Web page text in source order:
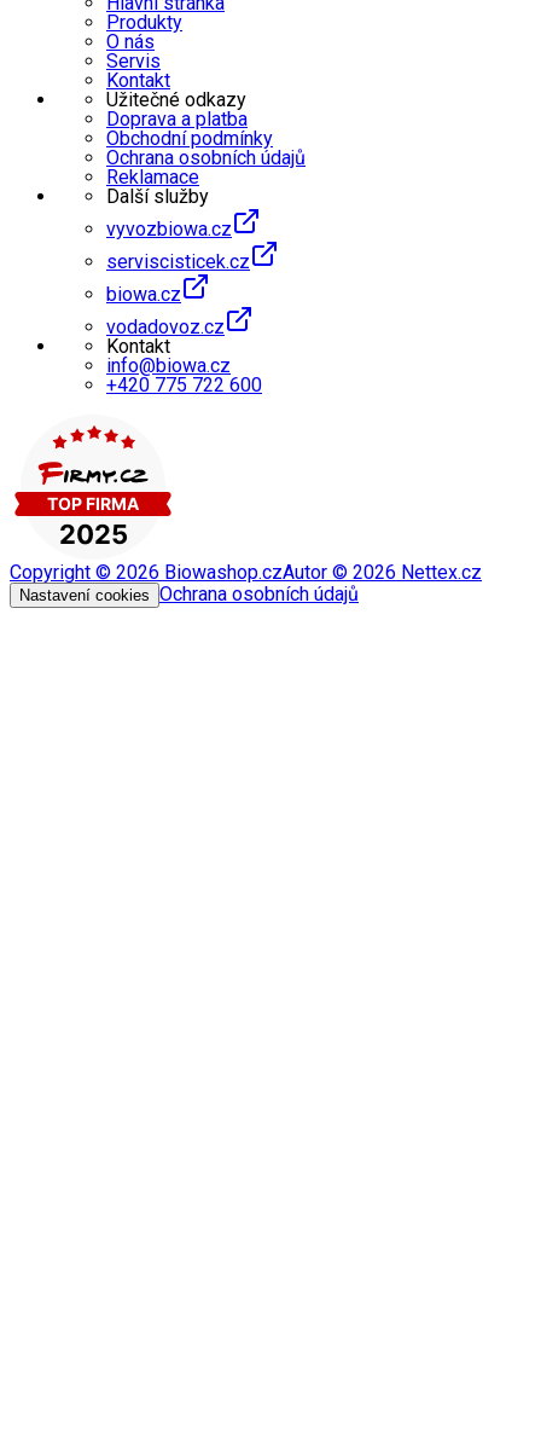
Produkty
O nás
Servis
Kontakt
Užitečné odkazy
Doprava a platba
Obchodní podmínky
Ochrana osobních údajů
Reklamace
Další služby
vyvozbiowa.cz
serviscisticek.cz
biowa.cz
vodadovoz.cz
Kontakt
info@biowa.cz
+420 775 722 600
Copyright © 2026 Biowashop.czAutor © 2026 Nettex.cz
Nastavení cookies Ochrana osobních údajů